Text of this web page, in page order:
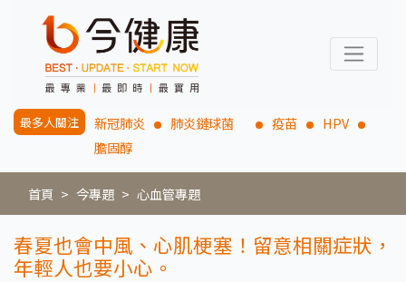
最多人關注 新冠肺炎 肺炎鏈球菌 疫苗
HPV
膽固醇
首頁 今專題 心血管專題
春夏也會中風、心肌梗塞！留意相關症狀，
年輕人也要小心。